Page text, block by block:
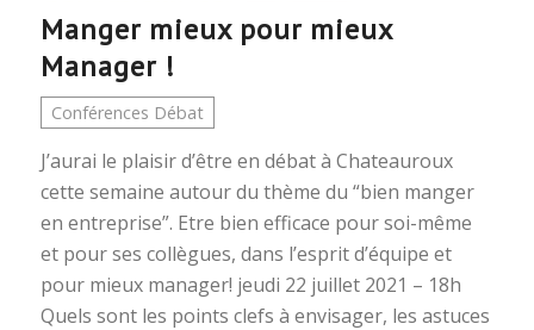
Manger mieux pour mieux
Manager !
Conférences Débat
J’aurai le plaisir d’être en débat à Chateauroux
cette semaine autour du thème du “bien manger
en entreprise”. Etre bien efficace pour soi-même
et pour ses collègues, dans l’esprit d’équipe et
pour mieux manager! jeudi 22 juillet 2021 – 18h
Quels sont les points clefs à envisager, les astuces